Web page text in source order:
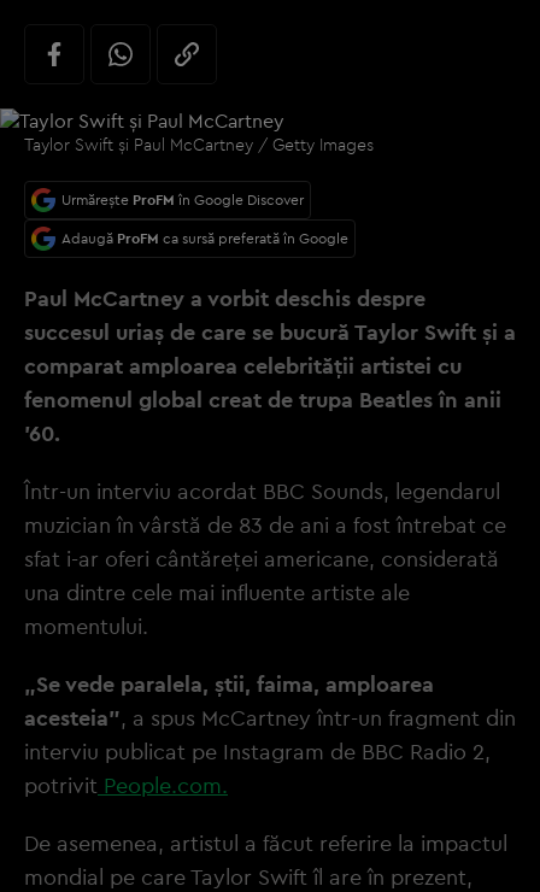
Taylor Swift și Paul McCartney / Getty Images
Urmărește ProFM în Google Discover
Adaugă ProFM ca sursă preferată în Google
Paul McCartney a vorbit deschis despre
succesul uriaș de care se bucură Taylor Swift și a
comparat amploarea celebrității artistei cu
fenomenul global creat de trupa Beatles în anii
’60.
Într-un interviu acordat BBC Sounds, legendarul
muzician în vârstă de 83 de ani a fost întrebat ce
sfat i-ar oferi cântăreței americane, considerată
una dintre cele mai influente artiste ale
momentului.
„Se vede paralela, știi, faima, amploarea
acesteia”, a spus McCartney într-un fragment din
interviu publicat pe Instagram de BBC Radio 2,
potrivit People.com.
De asemenea, artistul a făcut referire la impactul
mondial pe care Taylor Swift îl are în prezent,